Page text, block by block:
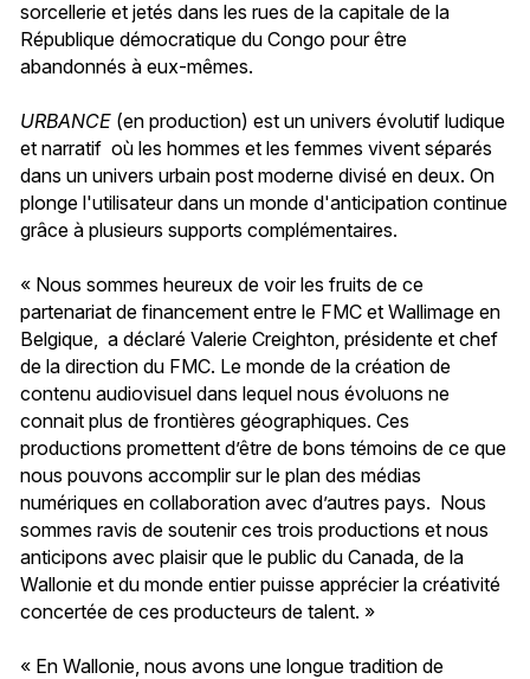
sorcellerie et jetés dans les rues de la capitale de la
République démocratique du Congo pour être
abandonnés à eux-mêmes.
URBANCE (en production) est un univers évolutif ludique
et narratif où les hommes et les femmes vivent séparés
dans un univers urbain post moderne divisé en deux. On
plonge l'utilisateur dans un monde d'anticipation continue
grâce à plusieurs supports complémentaires.
« Nous sommes heureux de voir les fruits de ce
partenariat de financement entre le FMC et Wallimage en
Belgique, a déclaré Valerie Creighton, présidente et chef
de la direction du FMC. Le monde de la création de
contenu audiovisuel dans lequel nous évoluons ne
connait plus de frontières géographiques. Ces
productions promettent d’être de bons témoins de ce que
nous pouvons accomplir sur le plan des médias
numériques en collaboration avec d’autres pays. Nous
sommes ravis de soutenir ces trois productions et nous
anticipons avec plaisir que le public du Canada, de la
Wallonie et du monde entier puisse apprécier la créativité
concertée de ces producteurs de talent. »
« En Wallonie, nous avons une longue tradition de